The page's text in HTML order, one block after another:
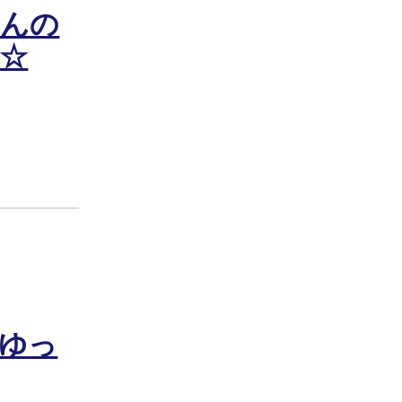
の
っ